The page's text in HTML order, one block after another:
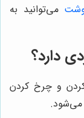
می‌توانید به
دارد؟
و چرخ کردن
می‌شود.